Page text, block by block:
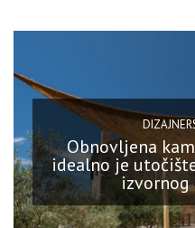
Obnovljena
idealno je